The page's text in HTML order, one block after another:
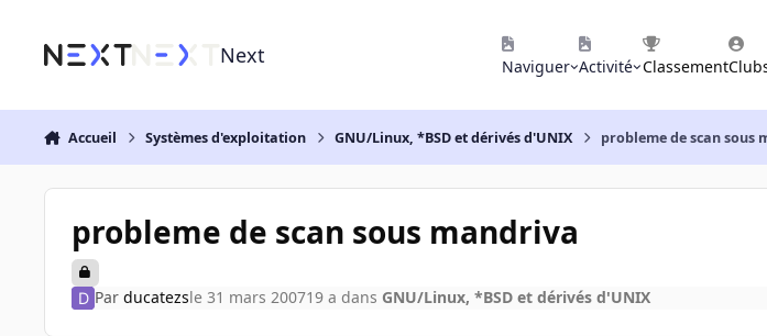
Next Naviguer Activité Classement
Accueil Systèmes d'exploitation GNU/Linux, *BSD et dérivés d'UNIX probleme de scan sous
probleme de scan sous mandriva
Par ducatezsle 31 mars 200719 a dans GNU/Linux, *BSD et dérivés d'UNIX